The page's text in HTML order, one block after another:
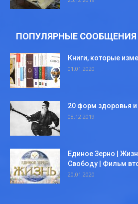
ПОПУЛЯРНЫЕ СООБЩЕНИЯ
Книги, которые
01.01.2020
20 форм здоровья
08.12.2019
Единое Зерно |
Свободу | Фильм
20.01.2020